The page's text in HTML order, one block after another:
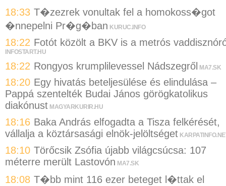
18:33 T�zezrek vonultak fel a homokoss�got
�nnepelni Pr�g�ban KURUC.INFO
18:22 Fotót közölt a BKV is a metrós
INFOSTART.HU
18:22 Rongyos krumplilevessel Nádszegről MA7.SK
18:20 Egy hivatás beteljesülése és elindulása –
Pappá szentelték Budai János görögkatolikus
diakónust MAGYARKURIR.HU
18:16 Baka András elfogadta a Tisza felkérését,
vállalja a köztársasági elnök-jelöltséget
18:10 Törőcsik Zsófia újabb világcsúcsa: 107
méterre merült Lastovón MA7.SK
18:08 T�bb mint 116 ezer beteget l�ttak el